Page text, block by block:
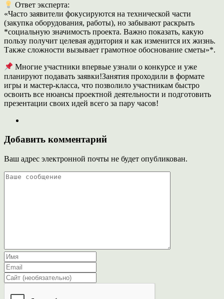
Ответ эксперта:
«Часто заявители фокусируются на технической части
(закупка оборудования, работы), но забывают раскрыть
*социальную значимость проекта. Важно показать, какую
пользу получит целевая аудитория и как изменится их жизнь.
Также сложности вызывает грамотное обоснование сметы»*.
Многие участники впервые узнали о конкурсе и уже
планируют подавать заявки!Занятия проходили в формате
игры и мастер-класса, что позволило участникам быстро
освоить все нюансы проектной деятельности и подготовить
презентации своих идей всего за пару часов!
Добавить комментарий
Ваш адрес электронной почты не будет опубликован.